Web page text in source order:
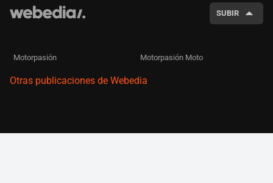
SUBIR
Motorpasión Motorpasión Moto
Otras publicaciones de Webedia